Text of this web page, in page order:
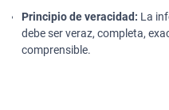
Principio de veracidad: La
debe ser veraz, completa,
comprensible.